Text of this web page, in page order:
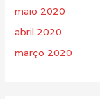
maio 2020
abril 2020
março 2020